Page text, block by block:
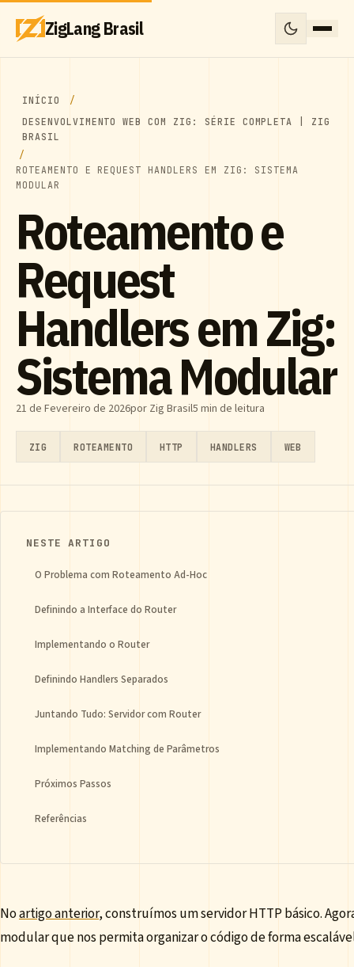
ZigLang Brasil
INÍCIO
DESENVOLVIMENTO WEB COM ZIG: SÉRIE COMPLETA | ZIG
BRASIL
ROTEAMENTO E REQUEST HANDLERS EM ZIG: SISTEMA
MODULAR
Roteamento e
Request
Handlers em Zig:
Sistema Modular
21 de Fevereiro de 2026por Zig Brasil5 min de leitura
ZIG ROTEAMENTO HTTP HANDLERS WEB
NESTE ARTIGO
O Problema com Roteamento Ad-Hoc
Definindo a Interface do Router
Implementando o Router
Definindo Handlers Separados
Juntando Tudo: Servidor com Router
Implementando Matching de Parâmetros
Próximos Passos
Referências
Noartigo anterior, construímos um servidor HTTP básico.
modular que nos permita organizar o código de forma